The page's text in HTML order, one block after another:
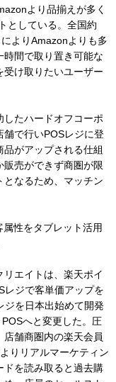
より品揃えが多く
としている。全国約
よりAmazonよりも多
間で取り置き可能な
け取りたいユーザー
たハードオフコーポ
で行いPOSレジに登
がアップされる仕組
売ができず商圏が限
となるため、マッチン
性をタブレット活用
エイトは、楽天ポイ
レジで客単価アップを
ジを日本出始めて開発
へと変更した。圧
舗商圏内の楽天会員
りリアルマーケティン
ドを読み取ると過去購